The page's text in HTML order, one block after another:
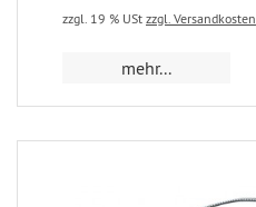
zzgl. 19 % USt zzgl. Versandkosten
mehr...